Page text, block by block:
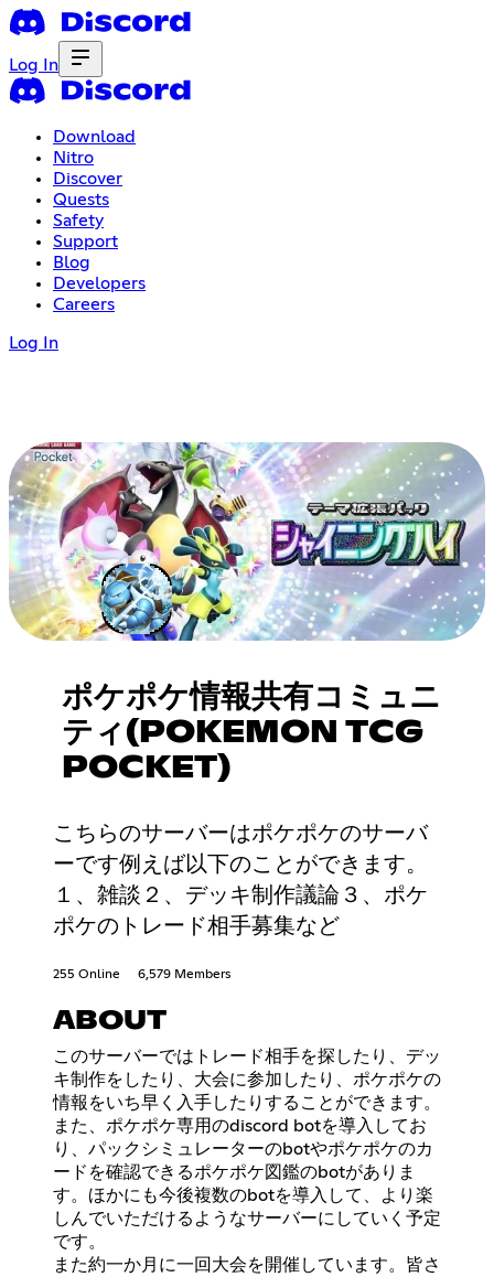
Log In
Download
Nitro
Discover
Quests
Safety
Support
Blog
Developers
Careers
Log In
ポケポケ情報共有コミュニ
ティ(POKEMON TCG
POCKET)
こちらのサーバーはポケポケのサーバ
ーです例えば以下のことができます。
１、雑談２、デッキ制作議論３、ポケ
ポケのトレード相手募集など
255 Online 6,579 Members
ABOUT
このサーバーではトレード相手を探したり、デッ
キ制作をしたり、大会に参加したり、ポケポケの
情報をいち早く入手したりすることができます。
また、ポケポケ専用のdiscord botを導入してお
り、パックシミュレーターのbotやポケポケのカ
ードを確認できるポケポケ図鑑のbotがありま
す。ほかにも今後複数のbotを導入して、より楽
しんでいただけるようなサーバーにしていく予定
です。
また約一か月に一回大会を開催しています。皆さ